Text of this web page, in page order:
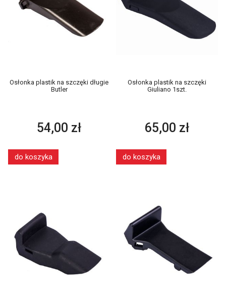
Osłonka plastik na szczęki długie
Butler
54,00 zł
do koszyka
Osłonka plastik na szczęki
Giuliano 1szt.
65,00 zł
do koszyka